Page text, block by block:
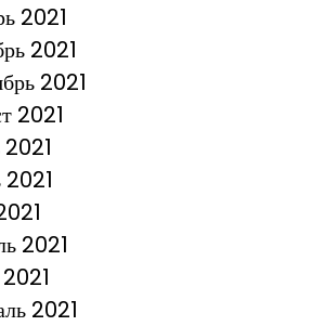
2021
2021
2021
2021
2021
2021